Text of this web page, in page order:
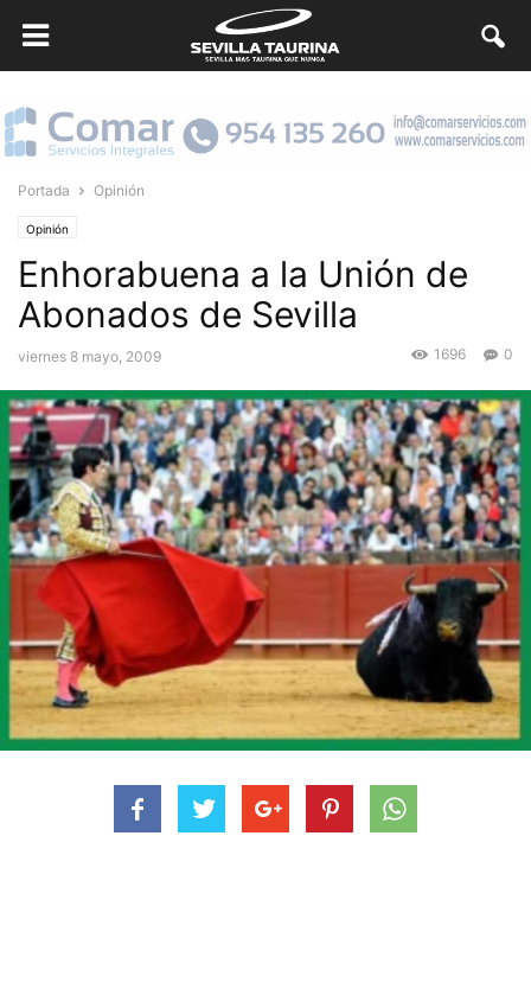
Portada Opinión
Opinión
Enhorabuena a la Unión de
Abonados de Sevilla
viernes 8 mayo, 2009 0
1696